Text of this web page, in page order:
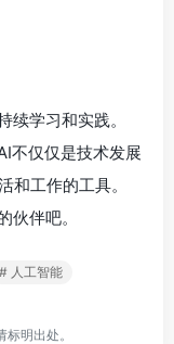
学习和实践。
不仅仅是技术发展
和工作的工具。
伙伴吧。
# 人工智能
明出处。